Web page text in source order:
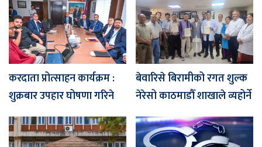
करदाता प्रोत्साहन कार्यक्रम :
शुक्रबार उपहार घोषणा गरिने
बेवारिसे बिरामीको रगत शुल्क
नेरेसो काठमाडौँ शाखाले व्यहोर्ने